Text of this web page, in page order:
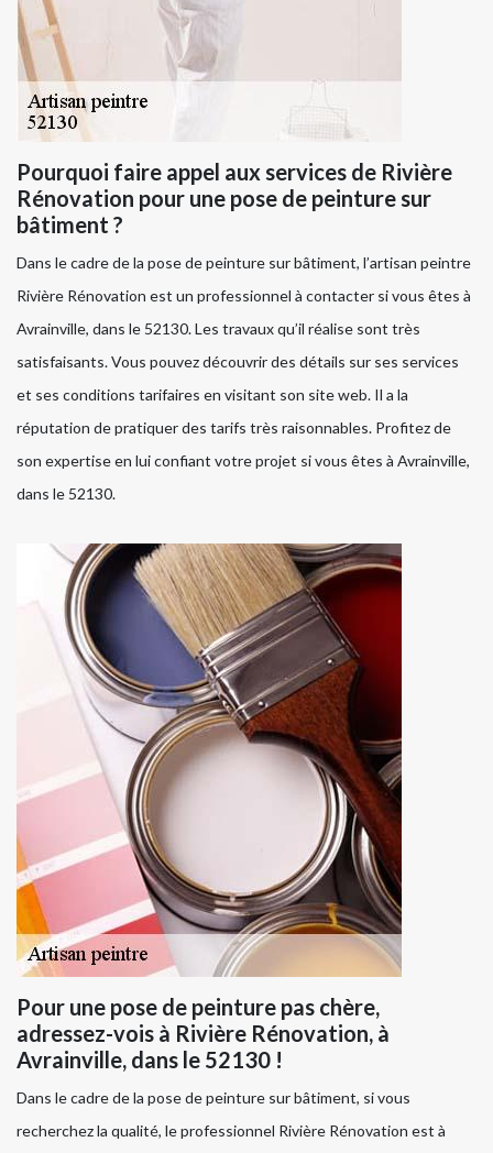
Pourquoi faire appel aux services de Rivière
Rénovation pour une pose de peinture sur
bâtiment ?
Dans le cadre de la pose de peinture sur bâtiment, l’artisan peintre
Rivière Rénovation est un professionnel à contacter si vous êtes à
Avrainville, dans le 52130. Les travaux qu’il réalise sont très
satisfaisants. Vous pouvez découvrir des détails sur ses services
et ses conditions tarifaires en visitant son site web. Il a la
réputation de pratiquer des tarifs très raisonnables. Profitez de
son expertise en lui confiant votre projet si vous êtes à Avrainville,
dans le 52130.
Pour une pose de peinture pas chère,
adressez-vois à Rivière Rénovation, à
Avrainville, dans le 52130 !
Dans le cadre de la pose de peinture sur bâtiment, si vous
recherchez la qualité, le professionnel Rivière Rénovation est à